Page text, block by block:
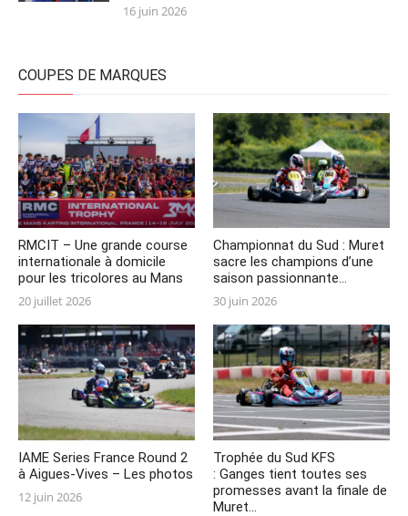
Posted
16 juin 2026
COUPES DE MARQUES
RMCIT – Une grande course
internationale à domicile
pour les tricolores au Mans
Posted
20 juillet 2026
Championnat du Sud : Muret
sacre les champions d’une
saison passionnante…
Posted
30 juin 2026
IAME Series France Round 2
à Aigues-Vives – Les photos
Posted
12 juin 2026
Trophée du Sud KFS
: Ganges tient toutes ses
promesses avant la finale de
Muret…